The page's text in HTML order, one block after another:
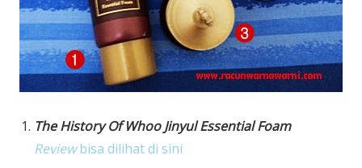
The History Of Whoo Jinyul Essential Foam
Reviewbisa dilihat di sini